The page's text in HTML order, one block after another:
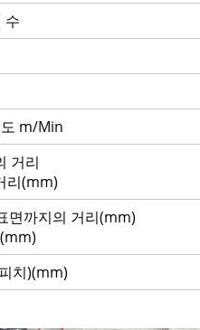
수
m/Min
거리
리(mm)
면까지의 거리(mm)
치)(mm)